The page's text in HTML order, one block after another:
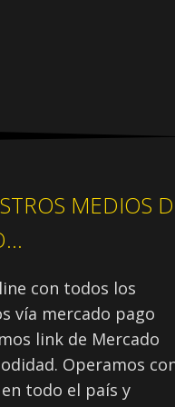
MEDIOS
con todos los
vía mercado pago
link de Mercado
Operamos
todo el país y